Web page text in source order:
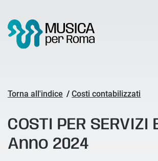
Torna all'indice / Costi contabilizzati
COSTI PER SERVIZI
Anno 2024